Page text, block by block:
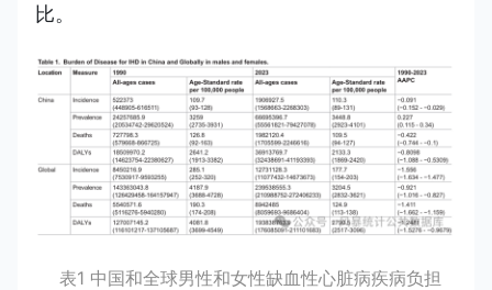
比。
表1 中国和全球男性和女性缺血性心脏病疾病负担